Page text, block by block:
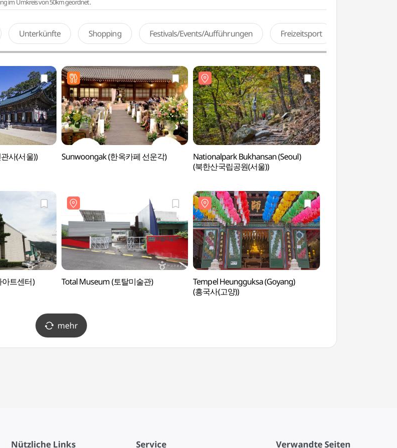
im Umkreis von 50km geordnet.
Unterkünfte Shopping Festivals/Events/Aufführungen Freizeitsport
사(서울)) Sunwoongak (한옥카페 선운각)
Nationalpark Bukhansan (Seoul)
(북한산국립공원(서울))
아트센터) Total Museum (토탈미술관)
Tempel Heungguksa (Goyang)
(흥국사(고양))
mehr
Nützliche Links Service Verwandte Seiten